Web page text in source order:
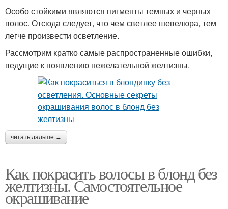
Особо стойкими являются пигменты темных и черных
волос. Отсюда следует, что чем светлее шевелюра, тем
легче произвести осветление.
Рассмотрим кратко самые распространенные ошибки,
ведущие к появлению нежелательной желтизны.
читать дальше →
Как покрасить волосы в блонд без
желтизны. Самостоятельное
окрашивание